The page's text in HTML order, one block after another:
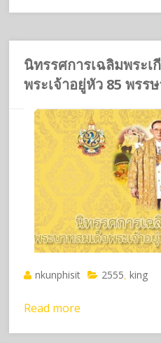
นิทรรศการเฉลิมพระเ
พระเจ้าอยู่หัว 85 พรร
nkunphisit 2555 king
Read more